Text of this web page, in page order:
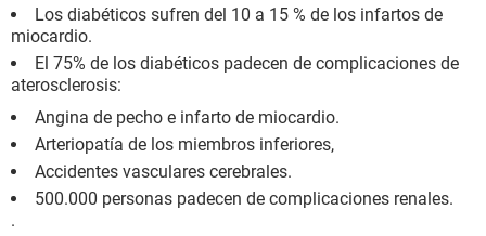
Los diabéticos sufren del 10 a 15 % de los infartos de
miocardio.
El 75% de los diabéticos padecen de complicaciones de
aterosclerosis:
Angina de pecho e infarto de miocardio.
Arteriopatía de los miembros inferiores,
Accidentes vasculares cerebrales.
500.000 personas padecen de complicaciones renales.
.